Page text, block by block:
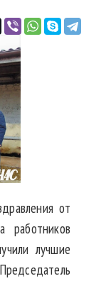
от
работников
лучшие